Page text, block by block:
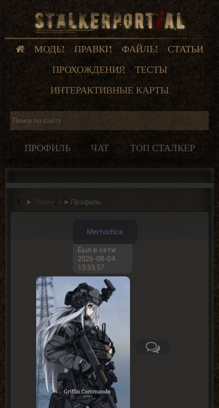
МОДЫ ПРАВКИ ФАЙЛЫ
СТАТЬИ
ПРОХОЖДЕНИЯ
ТЕСТЫ
ИНТЕРАКТИВНЫЕ КАРТЫ
ПРОФИЛЬ ЧАТ ТОП СТАЛКЕР
Главная Профиль
Mertvichca
Был в сети:
2026-08-04
15:35:57